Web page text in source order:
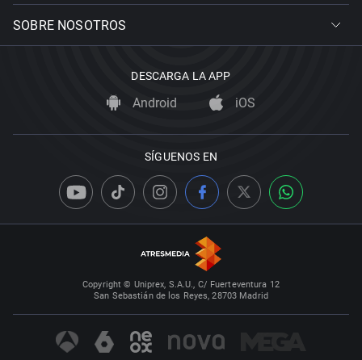
SOBRE NOSOTROS
DESCARGA LA APP
Android iOS
SÍGUENOS EN
Copyright © Uniprex, S.A.U., C/ Fuerteventura 12
San Sebastián de los Reyes, 28703 Madrid